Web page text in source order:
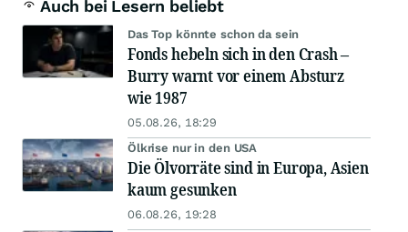
Auch bei Lesern beliebt
Das Top könnte schon da sein
Fonds hebeln sich in den Crash –
Burry warnt vor einem Absturz
wie 1987
05.08.26, 18:29
Ölkrise nur in den USA
Die Ölvorräte sind in Europa, Asien
kaum gesunken
06.08.26, 19:28